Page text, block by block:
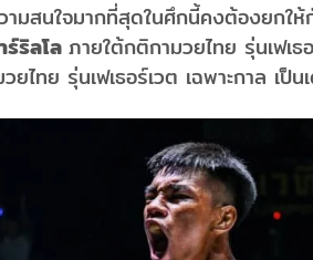
มสนใจมากที่สุดในศึกนี้คงต้องยกให้
ร์ริลโล ภายใต้กติกามวยไทย รุ่นเฟ
ไทย รุ่นเฟเธอร์เวต เฉพาะกาล เป็